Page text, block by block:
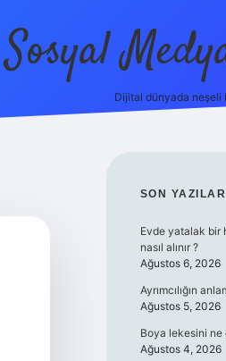
Sosyal
Dijital dünyada neşeli
SON YAZILAR
Evde yatalak bir
nasıl alınır ?
Ağustos 6, 2026
Ayrımcılığın
Ağustos 5, 2026
Boya lekesini ne
Ağustos 4, 2026